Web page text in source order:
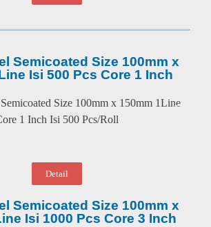
Semicoated Size 100mm x
Isi 500 Pcs Core 1 Inch
Detail
Semicoated Size 100mm x
Isi 1000 Pcs Core 3 Inch